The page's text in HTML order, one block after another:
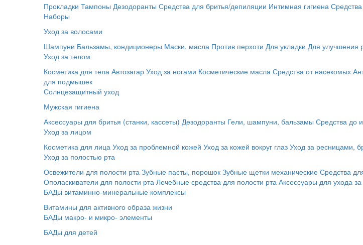
Прокладки Тампоны Дезодоранты Средства для бритья/депиляции Интимная гигиена
Наборы
Уход за волосами
Шампуни Бальзамы, кондиционеры Маски, масла Против перхоти Для укладки Для улучшения
Уход за телом
Косметика для тела Автозагар Уход за ногами Косметические масла Средства от насекомых
для подмышек
Солнцезащитный уход
Мужская гигиена
Аксессуары для бритья (станки, кассеты) Дезодоранты Гели, шампуни, бальзамы Средства до
Уход за лицом
Косметика для лица Уход за проблемной кожей Уход за кожей вокруг глаз Уход за ресницами,
Уход за полостью рта
Освежители для полости рта Зубные пасты, порошок Зубные щетки механические Средства
Ополаскиватели для полости рта Лечебные средства для полости рта Аксессуары для ухода
БАДы витаминно-минеральные комплексы
Витамины для активного образа жизни
БАДы макро- и микро- элементы
БАДы для детей